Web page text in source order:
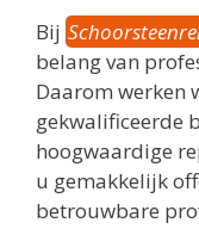
Bij
belang van
Daarom werken
gekwalificeerde
hoogwaardige
u gemakkelijk
betrouwbare